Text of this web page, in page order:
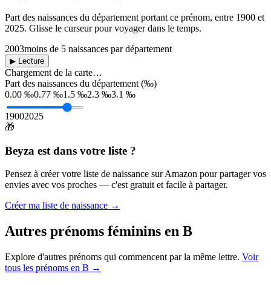
Part des naissances du département portant ce prénom, entre 1900 et
2025. Glisse le curseur pour voyager dans le temps.
2003moins de 5 naissances par département
▶ Lecture
Chargement de la carte…
Part des naissances du département (‰)
0.00 ‰0.77 ‰1.5 ‰2.3 ‰3.1 ‰
19002025
🎁
Beyza est dans votre liste ?
Pensez à créer votre liste de naissance sur Amazon pour partager vos
envies avec vos proches — c'est gratuit et facile à partager.
Créer ma liste de naissance →
Autres prénoms féminins en B
Explore d'autres prénoms qui commencent par la même lettre. Voir
tous les prénoms en B →